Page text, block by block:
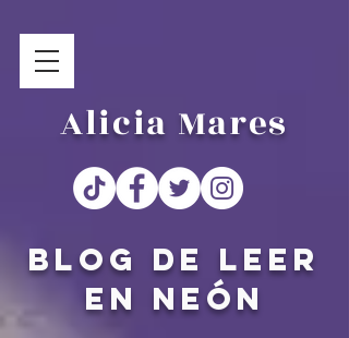
Alicia Mares
Blog de Leer
en Neón